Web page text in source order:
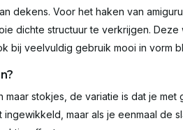
dekens. Voor het haken van
dichte structuur te verkrijgen. Deze
bij veelvuldig gebruik mooi in vorm
maar stokjes, de variatie is dat je
ingewikkeld, maar als je eenmaal de